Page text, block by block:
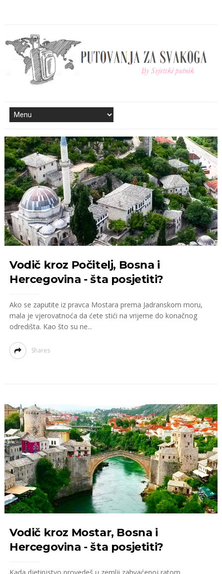
Vodič kroz Počitelj, Bosna i
Hercegovina - šta posjetiti?
Ako se zaputite iz pravca Mostara prema Jadranskom moru,
mala je vjerovatnoća da ćete stići na vrijeme do konačnog
odredišta. Kao što su ne...
Shares
Vodič kroz Mostar, Bosna i
Hercegovina - šta posjetiti?